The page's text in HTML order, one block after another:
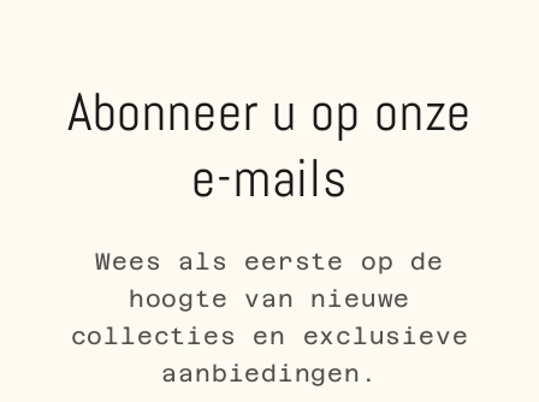
Abonneer u op onze
e-mails
Wees als eerste op de
hoogte van nieuwe
collecties en exclusieve
aanbiedingen.